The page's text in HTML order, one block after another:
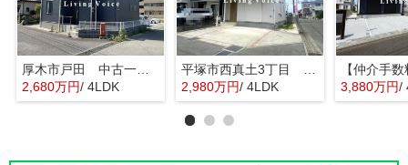
厚木市戸田 中古一戸建て
2,680万円/ 4LDK
平塚市西真土3丁目 中古一戸建て
2,980万円/ 4LDK 3,880万円/